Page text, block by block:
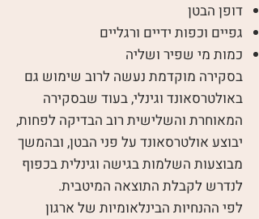
דופן הבטן
גפיים וכפות ידיים ורגליים
כמות מי שפיר ושליה
בסקירה מוקדמת נעשה לרוב שימוש גם
באולטרסאונד וגינלי, בעוד שבסקירה
המאוחרת והשלישית רוב הבדיקה לפחות,
יבוצע אולטרסאונד על פני הבטן, ובהמשך
מבוצעות השלמות בגישה וגינלית בכפוף
לנדרש לקבלת התוצאה המיטבית.
לפי ההנחיות הבינלאומיות של ארגון